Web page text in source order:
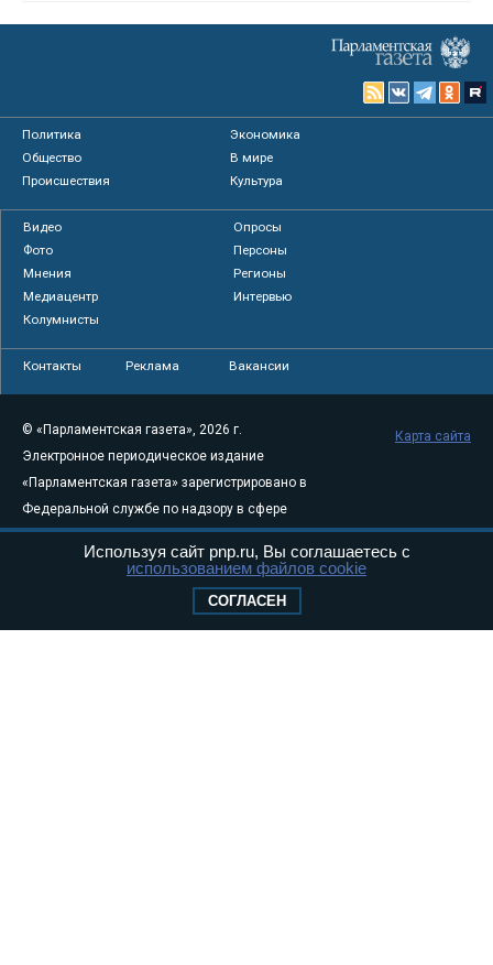
Политика
Экономика
Общество
В мире
Происшествия
Культура
Видео
Опросы
Фото
Персоны
Мнения
Регионы
Медиацентр
Интервью
Колумнисты
Контакты Реклама Вакансии
© «Парламентская газета», 2026 г.
Электронное периодическое издание
«Парламентская газета» зарегистрировано в
Федеральной службе по надзору в сфере
связи, информационных технологий и
массовых коммуникаций (Роскомнадзор) 05
Свидетельство о регистрации Эл № ФС77-
Карта сайта
Используя сайт pnp.ru, Вы соглашаетесь с
использованием файлов cookie
СОГЛАСЕН